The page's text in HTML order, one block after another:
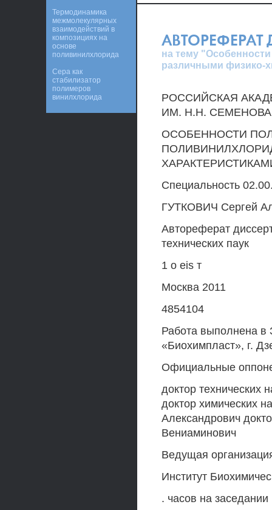
АВТОРЕФЕРАТ
на тему
различными физико-
РОССИЙСКАЯ
ИМ. H.H.
ОСОБЕННОСТИ
Специальность
ГУТКОВИЧ Сергей
Автореферат
технических паук
1 о eis т
Москва 2011
4854104
Работа выполнена в
«Биохимпласт», г.
Официальные
доктор
доктор химических
Александрович
Вениаминович
Ведущая
Институт
. часов на заседании
Термодинамика
межмолекулярных
взаимодействий в
композициях на
основе
поливинилхлорида
Сера как
стабилизатор
полимеров
винилхлорида